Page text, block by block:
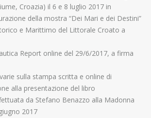
Croazia) il 6 e 8 luglio 2017 in
della mostra “Dei Mari e dei Destini”
e Marittimo del Littorale Croato a
Report online del 29/6/2017, a firma
sulla stampa scritta e online di
alla presentazione del libro
da Stefano Benazzo alla Madonna
2017